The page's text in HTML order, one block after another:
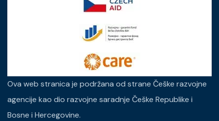
Ova web stranica je podržana od strane Češke razvojne
agencije kao dio razvojne saradnje Češke Republike i
Bosne i Hercegovine.